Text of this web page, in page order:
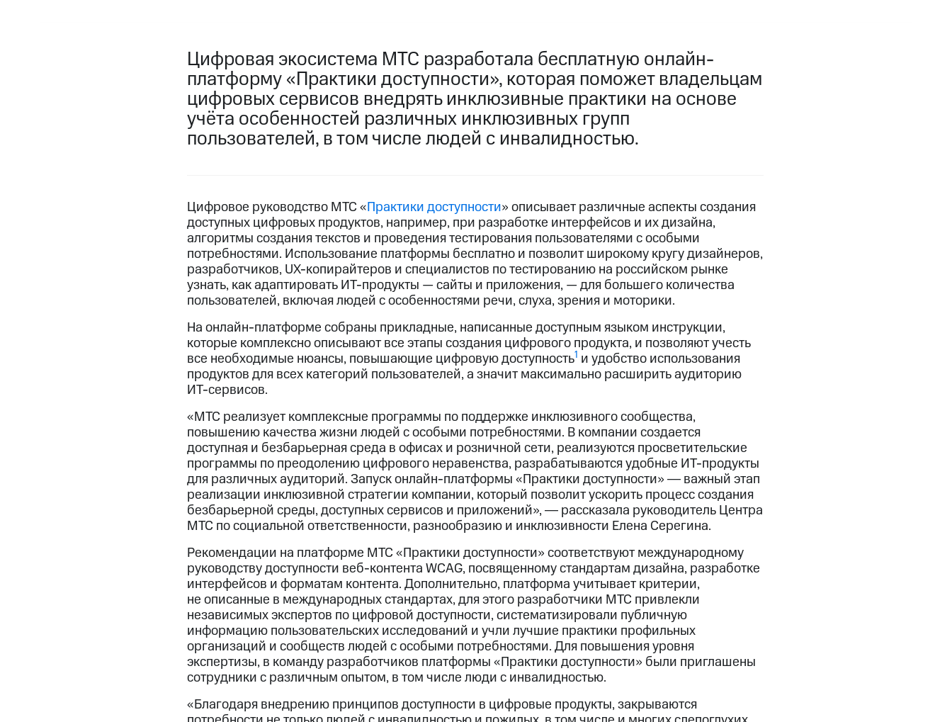
Цифровая экосистема МТС разработала бесплатную онлайн-
платформу «Практики доступности», которая поможет владельцам
цифровых сервисов внедрять инклюзивные практики на основе
учёта особенностей различных инклюзивных групп
пользователей, в том числе людей с инвалидностью.
Цифровое руководство МТС «Практики доступности» описывает различные аспекты создания
доступных цифровых продуктов, например, при разработке интерфейсов и их дизайна,
алгоритмы создания текстов и проведения тестирования пользователями с особыми
потребностями. Использование платформы бесплатно и позволит широкому кругу дизайнеров,
разработчиков, UX-копирайтеров и специалистов по тестированию на российском рынке
узнать, как адаптировать ИТ-продукты — сайты и приложения, — для большего количества
пользователей, включая людей с особенностями речи, слуха, зрения и моторики.
На онлайн-платформе собраны прикладные, написанные доступным языком инструкции,
которые комплексно описывают все этапы создания цифрового продукта, и позволяют учесть
все необходимые нюансы, повышающие цифровую доступность1 и удобство использования
продуктов для всех категорий пользователей, а значит максимально расширить аудиторию
ИТ-сервисов.
«МТС реализует комплексные программы по поддержке инклюзивного сообщества,
повышению качества жизни людей с особыми потребностями. В компании создается
доступная и безбарьерная среда в офисах и розничной сети, реализуются просветительские
программы по преодолению цифрового неравенства, разрабатываются удобные ИТ-продукты
для различных аудиторий. Запуск онлайн-платформы «Практики доступности» ― важный этап
реализации инклюзивной стратегии компании, который позволит ускорить процесс создания
безбарьерной среды, доступных сервисов и приложений», ― рассказала руководитель Центра
МТС по социальной ответственности, разнообразию и инклюзивности Елена Серегина.
Рекомендации на платформе МТС «Практики доступности» соответствуют международному
руководству доступности веб-контента WCAG, посвященному стандартам дизайна, разработке
интерфейсов и форматам контента. Дополнительно, платформа учитывает критерии,
не описанные в международных стандартах, для этого разработчики МТС привлекли
независимых экспертов по цифровой доступности, систематизировали публичную
информацию пользовательских исследований и учли лучшие практики профильных
организаций и сообществ людей с особыми потребностями. Для повышения уровня
экспертизы, в команду разработчиков платформы «Практики доступности» были приглашены
сотрудники с различным опытом, в том числе люди с инвалидностью.
«Благодаря внедрению принципов доступности в цифровые продукты, закрываются